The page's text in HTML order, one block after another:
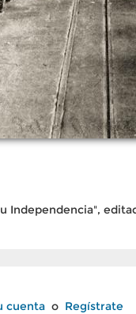
cuenta o Regístrate